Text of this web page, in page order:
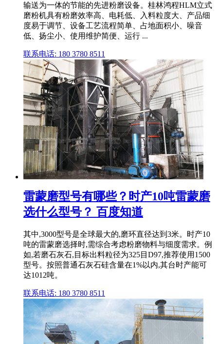
输送为一体的节能的先进粉磨设备。桂林鸿程HLM立式
磨粉机具有粉磨效率高、电耗低、入料粒度大、产品细
度易于调节、设备工艺流程简单、占地面积小、噪音
低、扬尘小、使用维护简便、运行 ...
联系电话: 180 3780 8511
雷蒙磨型号有哪些？时产10吨雷蒙磨
选什么型号？ 百度知道
其中,3000型号是全球最大的,磨环直径达到3米。时产10
吨的雷蒙磨选择时,需综合考虑粉磨物料与细度需求。例
如,若磨石灰石,目标出料粒径为325目D97,推荐使用1500
型号。按照普通石灰石硅含量在1%以内,其台时产能可
达1012吨。
联系电话: 180 3780 8511